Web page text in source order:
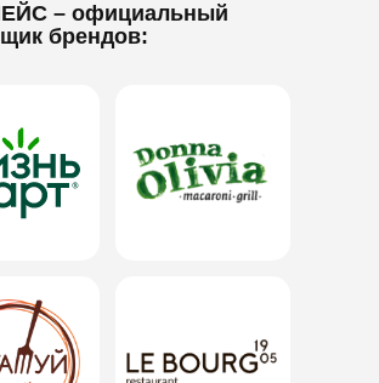
– официальный
брендов: